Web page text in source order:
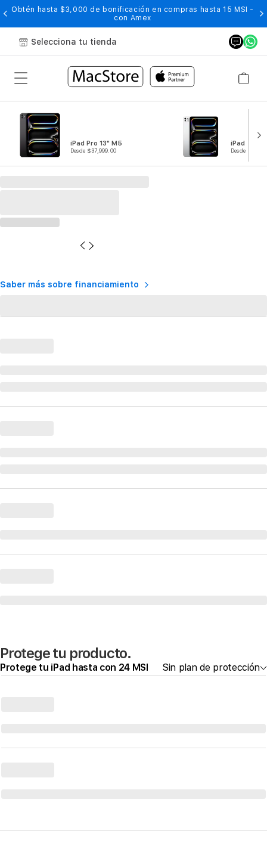
Obtén hasta $3,000 de bonificación en compras hasta 15 MSI -
con Amex
Selecciona tu tienda
iPad Pro 13" M5
Desde $37,999.00
iPad Pro
Desde
Saber más sobre financiamiento
Protege tu producto.
Protege tu iPad hasta con 24 MSI Sin plan de protección